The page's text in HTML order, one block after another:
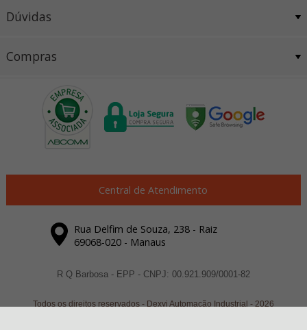
Dúvidas
Compras
Central de Atendimento
Rua Delfim de Souza, 238 - Raiz
69068-020 - Manaus
R Q Barbosa - EPP - CNPJ: 00.921.909/0001-82
Todos os direitos reservados -Dexyi Automação Industrial -2026